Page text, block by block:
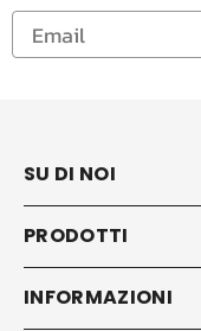
SU DI NOI
PRODOTTI
INFORMAZIONI